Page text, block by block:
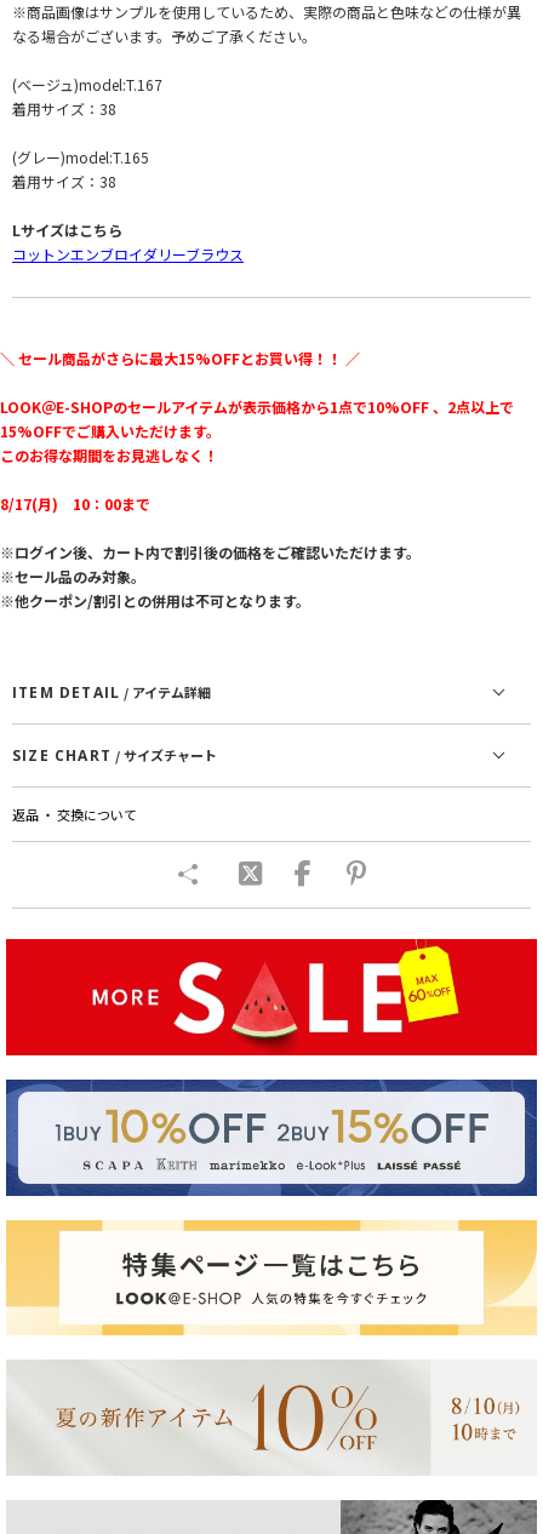
※商品画像はサンプルを使用しているため、実際の商品と色味などの仕様が異
なる場合がございます。予めご了承ください。
(ベージュ)model:T.167
着用サイズ：38
(グレー)model:T.165
着用サイズ：38
Lサイズはこちら
コットンエンブロイダリーブラウス
＼ セール商品がさらに最大15%OFFとお買い得！！ ／
LOOK＠E-SHOPのセールアイテムが表示価格から1点で10%OFF 、2点以上で
15%OFFでご購入いただけます。
このお得な期間をお見逃しなく！
8/17(月) 10：00まで
※ログイン後、カート内で割引後の価格をご確認いただけます。
※セール品のみ対象。
※他クーポン/割引との併用は不可となります。
ITEM DETAIL / アイテム詳細
SIZE CHART / サイズチャート
返品 ・ 交換について